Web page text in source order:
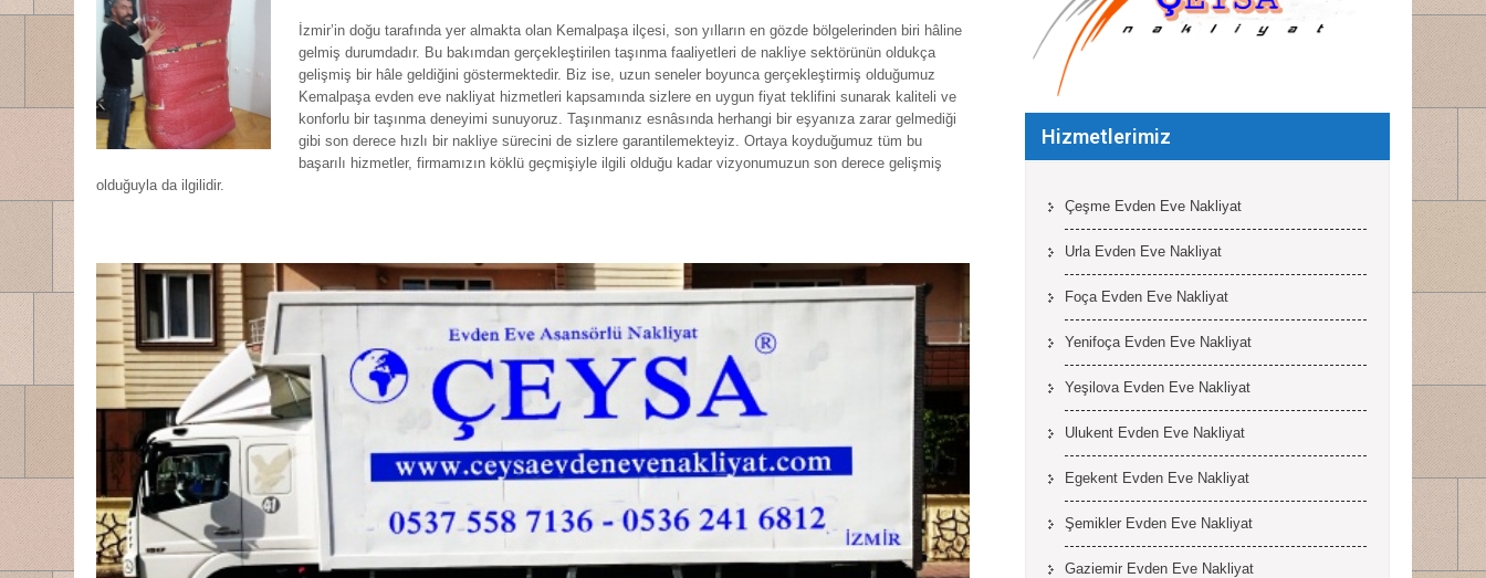
İzmir’in doğu tarafında yer almakta olan Kemalpaşa ilçesi, son yılların en gözde bölgelerinden biri hâline
gelmiş durumdadır. Bu bakımdan gerçekleştirilen taşınma faaliyetleri de nakliye sektörünün oldukça
gelişmiş bir hâle geldiğini göstermektedir. Biz ise, uzun seneler boyunca gerçekleştirmiş olduğumuz
Kemalpaşa evden eve nakliyat hizmetleri kapsamında sizlere en uygun fiyat teklifini sunarak kaliteli ve
konforlu bir taşınma deneyimi sunuyoruz. Taşınmanız esnâsında herhangi bir eşyanıza zarar gelmediği
gibi son derece hızlı bir nakliye sürecini de sizlere garantilemekteyiz. Ortaya koyduğumuz tüm bu
başarılı hizmetler, firmamızın köklü geçmişiyle ilgili olduğu kadar vizyonumuzun son derece gelişmiş
olduğuyla da ilgilidir.
Hizmetlerimiz
Çeşme Evden Eve Nakliyat
Urla Evden Eve Nakliyat
Foça Evden Eve Nakliyat
Yenifoça Evden Eve Nakliyat
Yeşilova Evden Eve Nakliyat
Ulukent Evden Eve Nakliyat
Egekent Evden Eve Nakliyat
Şemikler Evden Eve Nakliyat
Gaziemir Evden Eve Nakliyat